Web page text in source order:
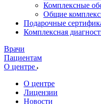
Комплексные
Общие
Подарочные
Комплексная
Врачи
Пациентам
О центре
О центре
Лицензии
Новости